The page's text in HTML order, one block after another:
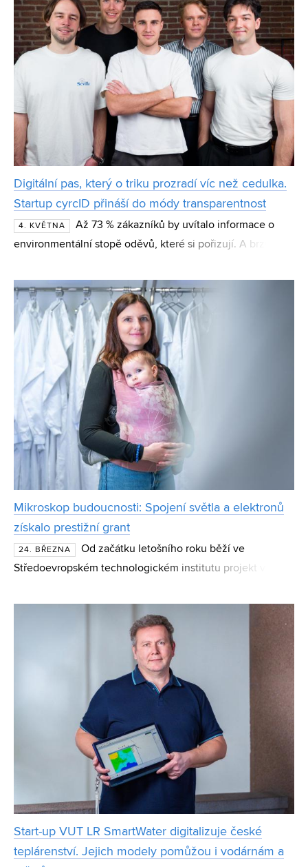
Digitální pas, který o triku prozradí víc než cedulka.
Startup cyrcID přináší do módy transparentnost
4. KVĚTNA
Až 73 % zákazníků by uvítalo informace o
environmentální stopě oděvů, které si pořizují. A brzy se
tzv. digitální pasy produktů. Lidé z nich zj
Mikroskop budoucnosti: Spojení světla a elektronů
získalo prestižní grant
24. BŘEZNA
Od začátku letošního roku běží ve
Středoevropském technologickém institutu projekt vývoje
řešitelkou je Andrea Konečná z Fakulty strojního inžen
Start-up VUT LR SmartWater digitalizuje české
teplárenství. Jejich modely pomůžou i vodárnám a